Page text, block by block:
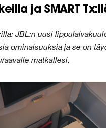
ja SMART
JBL:n uusi
ominaisuuksia ja se on
matkallesi.